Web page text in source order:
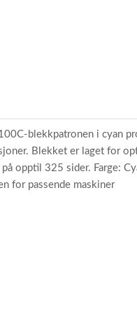
blekkpatronen i cyan
Blekket er laget for
opptil 325 sider. Farge:
for passende maskiner